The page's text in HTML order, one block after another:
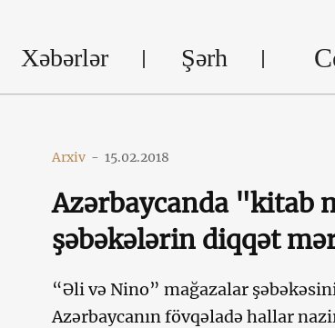
Xəbərlər Şərh
Arxiv - 15.02.2018
Azərbaycanda "kitab
şəbəkələrin diqqət
“Əli və Nino” mağazalar
Azərbaycanın fövqəladə hallar